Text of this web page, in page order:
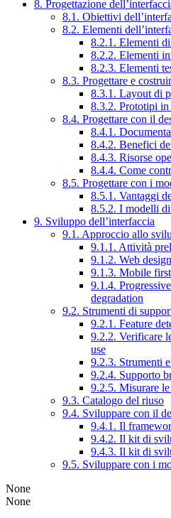
8. Progettazione
8.1. Obiettivi
8.2. Elementi
8.2.1. Elementi
8.2.2. Elementi
8.2.3. Elementi
8.3. Progettare e
8.3.1. Layout di
8.3.2. Prototipi in
8.4. Progettare con il
8.4.1.
8.4.2. Benefici
8.4.3. Risorse
8.4.4. Come
8.5. Progettare con i
8.5.1. Vantaggi
8.5.2. I modelli
9. Sviluppo dell’interfaccia
9.1. Approccio allo
9.1.1. Attività
9.1.2. Web
9.1.3. Mobile first
9.1.4.
degradation
9.2. Strumenti di
9.2.1. Feature
9.2.2. Verificare
use
9.2.3. Strumenti
9.2.4. Supporto
9.2.5. Misurare
9.3. Catalogo del riuso
9.4. Sviluppare con il
9.4.1. Il
9.4.2. Il kit di
9.4.3. Il kit di
9.5. Sviluppare con i
None
None